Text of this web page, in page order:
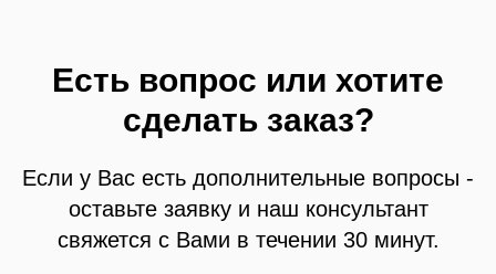
Есть вопрос или хотите
сделать заказ?
Если у Вас есть дополнительные вопросы -
оставьте заявку и наш консультант
свяжется с Вами в течении 30 минут.